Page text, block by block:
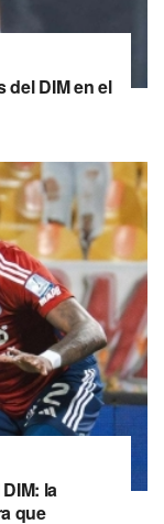
del DIM en el
la
que